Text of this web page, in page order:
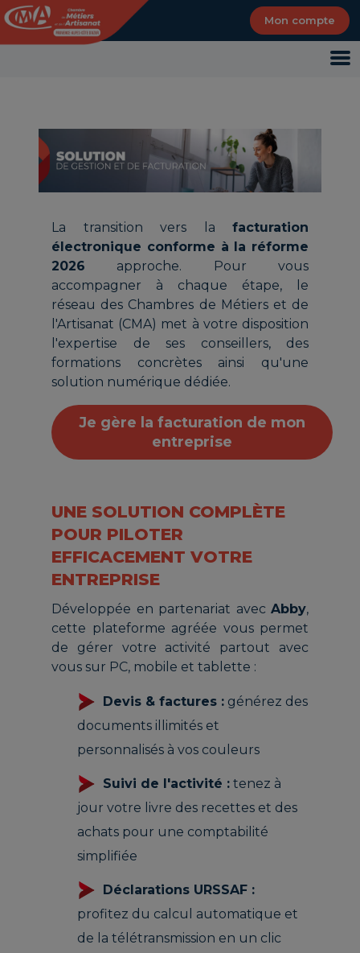
Mon compte
La transition vers la facturation
électronique conforme à la réforme
2026 approche. Pour vous
accompagner à chaque étape, le
réseau des Chambres de Métiers et de
l'Artisanat (CMA) met à votre disposition
l'expertise de ses conseillers, des
formations concrètes ainsi qu'une
solution numérique dédiée.
Je gère la facturation de mon
entreprise
UNE SOLUTION COMPLÈTE
POUR PILOTER
EFFICACEMENT VOTRE
ENTREPRISE
Développée en partenariat avec Abby,
cette plateforme agréée vous permet
de gérer votre activité partout avec
vous sur PC, mobile et tablette :
Devis & factures : générez des
documents illimités et
personnalisés à vos couleurs
Suivi de l'activité : tenez à
jour votre livre des recettes et des
achats pour une comptabilité
simplifiée
Déclarations URSSAF :
profitez du calcul automatique et
de la télétransmission en un clic
Panneau de gestion des cookies